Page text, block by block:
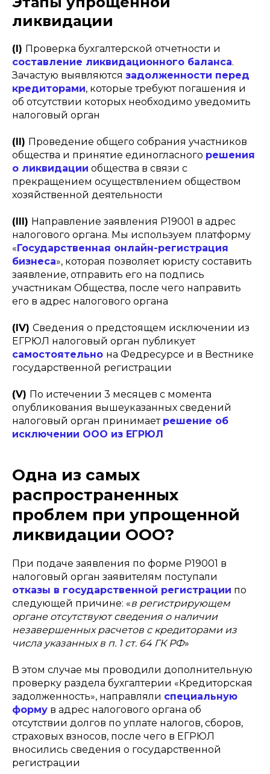
ликвидации
(I) Проверка бухгалтерской отчетности и
составление ликвидационного баланса.
Зачастую выявляются задолженности перед
кредиторами, которые требуют погашения и
об отсутствии которых необходимо уведомить
налоговый орган
(II) Проведение общего собрания участников
общества и принятие единогласного решения
о ликвидации общества в связи с
прекращением осуществлением обществом
хозяйственной деятельности
(III) Направление заявления Р19001 в адрес
налогового органа. Мы используем платформу
«Государственная онлайн-регистрация
бизнеса», которая позволяет юристу составить
заявление, отправить его на подпись
участникам Общества, после чего направить
его в адрес налогового органа
(IV) Сведения о предстоящем исключении из
ЕГРЮЛ налоговый орган публикует
самостоятельно на Федресурсе и в Вестнике
государственной регистрации
(V) По истечении 3 месяцев с момента
опубликования вышеуказанных сведений
налоговый орган принимает решение об
исключении ООО из ЕГРЮЛ
Одна из самых
распространенных
проблем при упрощенной
ликвидации ООО?
При подаче заявления по форме Р19001 в
налоговый орган заявителям поступали
отказы в государственной регистрации по
следующей причине: «в регистрирующем
органе отсутствуют сведения о наличии
незавершенных расчетов с кредиторами из
числа указанных в п. 1 ст. 64 ГК РФ»
В этом случае мы проводили дополнительную
проверку раздела бухгалтерии «Кредиторская
задолженность», направляли специальную
форму в адрес налогового органа об
отсутствии долгов по уплате налогов, сборов,
страховых взносов, после чего в ЕГРЮЛ
вносились сведения о государственной
регистрации